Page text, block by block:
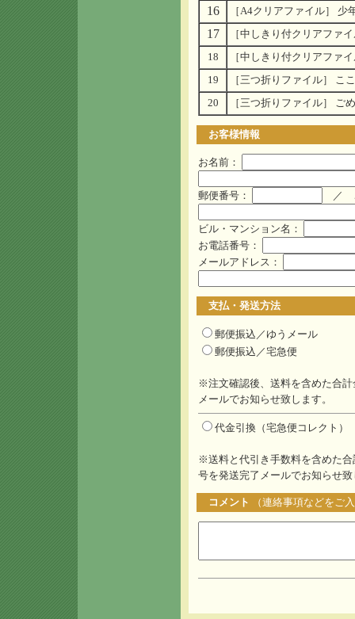
16 ［A4クリアファイル］ 少
17
［中しきり付クリアファ
18
［中しきり付クリアファ
19
［三つ折りファイル］ こ
20
［三つ折りファイル］ ご
お客様情報
お名前：
郵便番号： ／
ビル・マンション名：
お電話番号：
メールアドレス：
支払・発送方法
郵便振込／ゆうメール
郵便振込／宅急便
※注文確認後、送料を含めた合
メールでお知らせ致します。
代金引換（宅急便コレクト）
※送料と代引き手数料を含めた
号を発送完了メールでお知らせ
コメント （連絡事項などをご